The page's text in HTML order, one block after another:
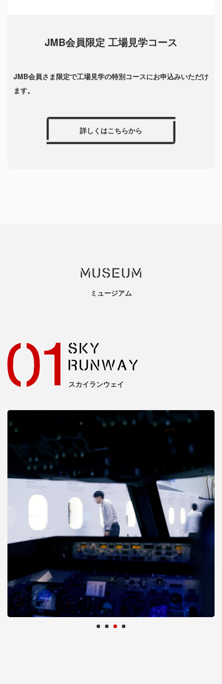
JMB会員限定 工場見学コース
JMB会員さま限定で工場見学の特別コースにお申込みいただけ
ます。
詳しくはこちらから
ミュージアム
スカイランウェイ